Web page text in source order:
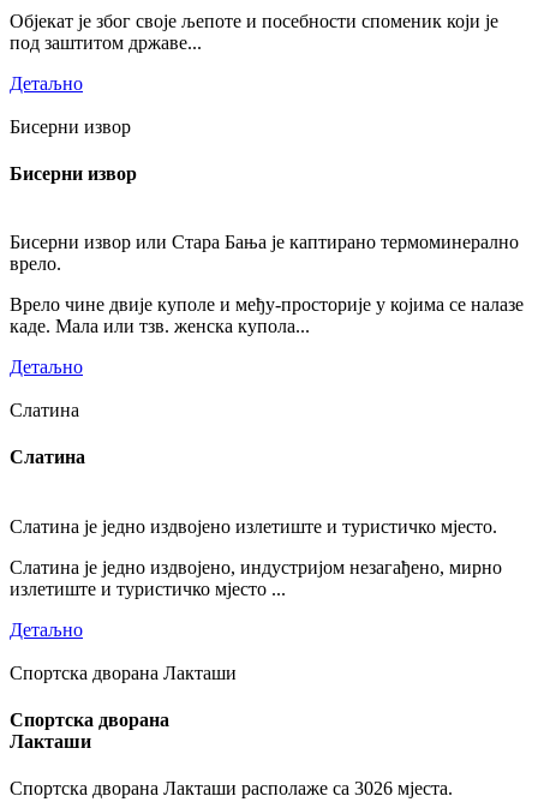
Објекат је због своје љепоте и посебности споменик који је
под заштитом државе...
Детаљно
Бисерни извор
Бисерни извор
Бисерни извор или Стара Бања је каптирано термоминерално
врело.
Врело чине двије куполе и међу-просторије у којима се налазе
каде. Мала или тзв. женска купола...
Детаљно
Слатина
Слатина
Слатина је једно издвојено излетиште и туристичко мјесто.
Слатина је једно издвојено, индустријом незагађено, мирно
излетиште и туристичко мјесто ...
Детаљно
Спортска дворана Лакташи
Спортска дворана
Лакташи
Спортска дворана Лакташи располаже са 3026 мјеста.